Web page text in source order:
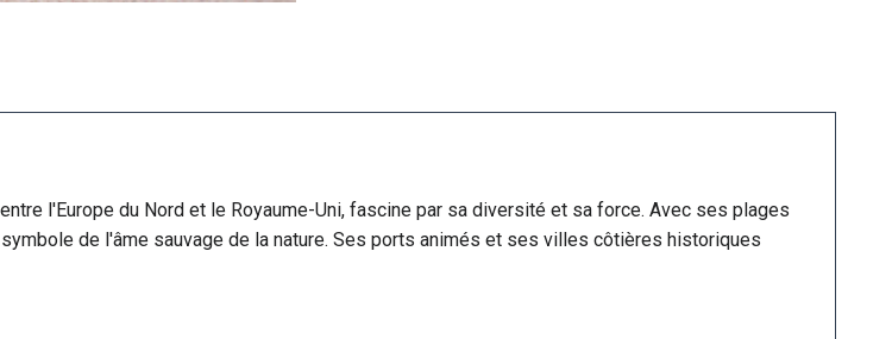
l'Europe du Nord et le Royaume-Uni, fascine par sa diversité et sa force. Avec ses plages
de l'âme sauvage de la nature. Ses ports animés et ses villes côtières historiques